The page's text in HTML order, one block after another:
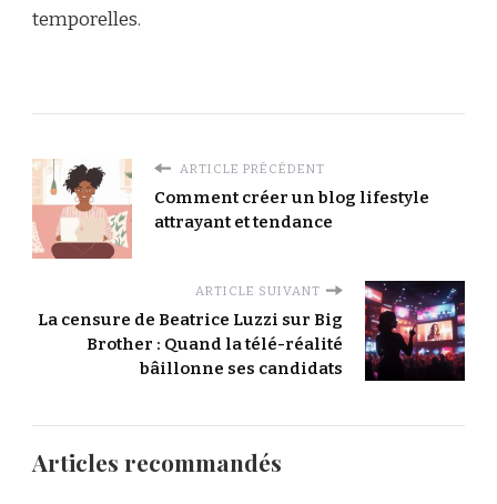
temporelles.
ARTICLE PRÉCÉDENT
Comment créer un blog lifestyle
attrayant et tendance
ARTICLE SUIVANT
La censure de Beatrice Luzzi sur Big
Brother : Quand la télé-réalité
bâillonne ses candidats
Articles recommandés